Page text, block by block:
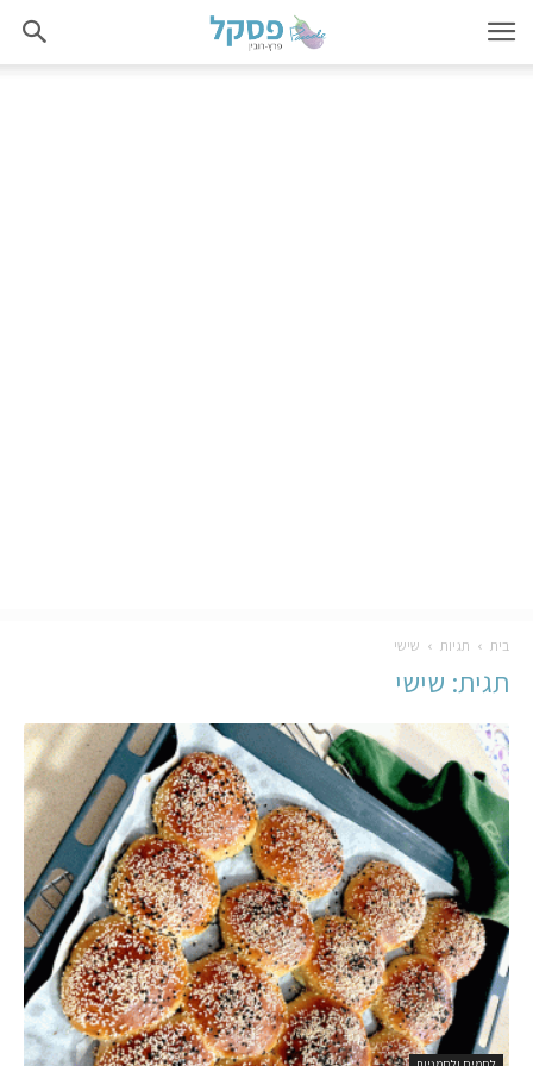
בית תגיות שישי
תגית: שישי